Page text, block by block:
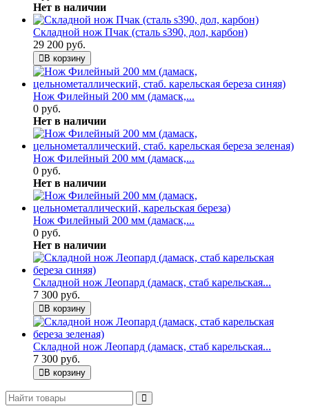
Нет в наличии
Складной нож Пчак (сталь s390, дол, карбон)
29 200 руб.
В корзину
Нож Филейный 200 мм (дамаск,...
0 руб.
Нет в наличии
Нож Филейный 200 мм (дамаск,...
0 руб.
Нет в наличии
Нож Филейный 200 мм (дамаск,...
0 руб.
Нет в наличии
Складной нож Леопард (дамаск, стаб карельская...
7 300 руб.
В корзину
Складной нож Леопард (дамаск, стаб карельская...
7 300 руб.
В корзину